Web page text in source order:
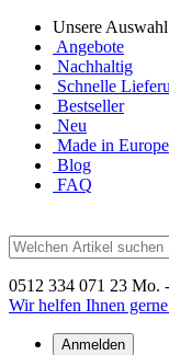
Unsere Auswahl
Angebote
Nachhaltig
Schnelle
Bestseller
Neu
Made in Europe
Blog
FAQ
0512 334 071 23 Mo.
Wir helfen Ihnen
Anmelden